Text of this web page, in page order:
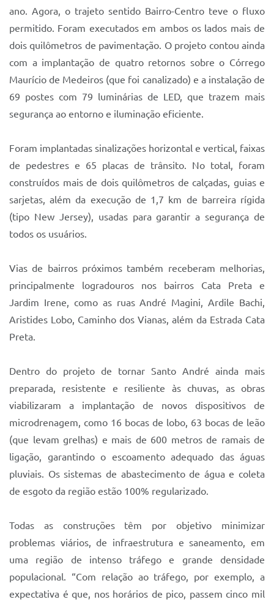
ano. Agora, o trajeto sentido Bairro-Centro teve o fluxo
permitido. Foram executados em ambos os lados mais de
dois quilômetros de pavimentação. O projeto contou ainda
com a implantação de quatro retornos sobre o Córrego
Maurício de Medeiros (que foi canalizado) e a instalação de
69 postes com 79 luminárias de LED, que trazem mais
segurança ao entorno e iluminação eficiente.
Foram implantadas sinalizações horizontal e vertical, faixas
de pedestres e 65 placas de trânsito. No total, foram
construídos mais de dois quilômetros de calçadas, guias e
sarjetas, além da execução de 1,7 km de barreira rígida
(tipo New Jersey), usadas para garantir a segurança de
todos os usuários.
Vias de bairros próximos também receberam melhorias,
principalmente logradouros nos bairros Cata Preta e
Jardim Irene, como as ruas André Magini, Ardile Bachi,
Aristides Lobo, Caminho dos Vianas, além da Estrada Cata
Preta.
Dentro do projeto de tornar Santo André ainda mais
preparada, resistente e resiliente às chuvas, as obras
viabilizaram a implantação de novos dispositivos de
microdrenagem, como 16 bocas de lobo, 63 bocas de leão
(que levam grelhas) e mais de 600 metros de ramais de
ligação, garantindo o escoamento adequado das águas
pluviais. Os sistemas de abastecimento de água e coleta
de esgoto da região estão 100% regularizado.
Todas as construções têm por objetivo minimizar
problemas viários, de infraestrutura e saneamento, em
uma região de intenso tráfego e grande densidade
populacional. “Com relação ao tráfego, por exemplo, a
expectativa é que, nos horários de pico, passem cinco mil